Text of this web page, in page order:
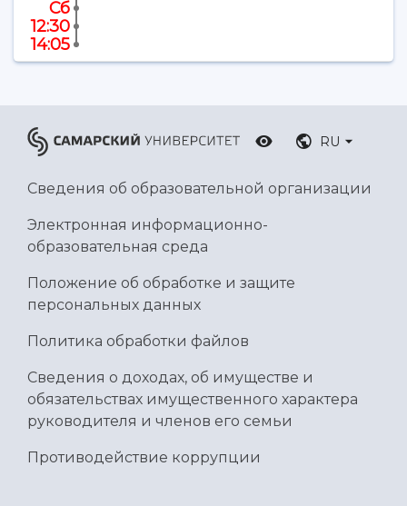
Ботанический сад
Умный дом бабочек
Международный межвузовский кампус
Официальные документы
Сб
12:30
14:05
RU
Сведения об образовательной организации
Электронная информационно-
образовательная среда
Положение об обработке и защите
персональных данных
Политика обработки файлов
Сведения о доходах, об имуществе и
обязательствах имущественного характера
руководителя и членов его семьи
Противодействие коррупции